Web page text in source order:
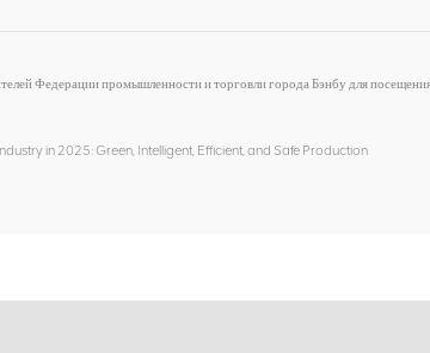
Федерации промышленности и торговли города Бэнбу для
in 2025: Green, Intelligent, Efficient, and Safe Production